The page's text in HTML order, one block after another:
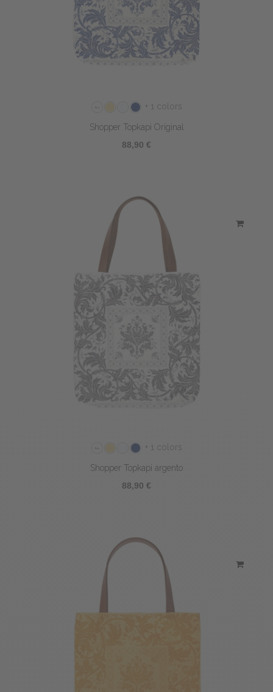
+ 1 colors
Shopper Topkapi Original
88,90 €
+ 1 colors
Shopper Topkapi argento
88,90 €